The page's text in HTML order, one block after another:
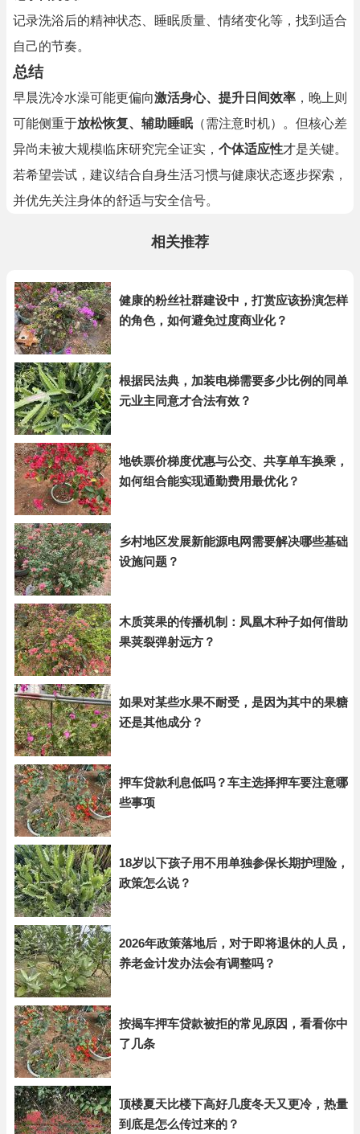
记录洗浴后的精神状态、睡眠质量、情绪变化等，找到适合
自己的节奏。
总结
早晨洗冷水澡可能更偏向激活身心、提升日间效率 ，晚上则
可能侧重于放松恢复、辅助睡眠（需注意时机）。但核心差
异尚未被大规模临床研究完全证实， 个体适应性才是关键。
若希望尝试，建议结合自身生活习惯与健康状态逐步探索，
并优先关注身体的舒适与安全信号。
相关推荐
健康的粉丝社群建设中，打赏应该扮演怎样
的角色，如何避免过度商业化？
根据民法典，加装电梯需要多少比例的同单
元业主同意才合法有效？
地铁票价梯度优惠与公交、共享单车换乘，
如何组合能实现通勤费用最优化？
乡村地区发展新能源电网需要解决哪些基础
设施问题？
木质荚果的传播机制：凤凰木种子如何借助
果荚裂弹射远方？
如果对某些水果不耐受，是因为其中的果糖
还是其他成分？
押车贷款利息低吗？车主选择押车要注意哪
些事项
18岁以下孩子用不用单独参保长期护理险，
政策怎么说？
2026年政策落地后，对于即将退休的人员，
养老金计发办法会有调整吗？
按揭车押车贷款被拒的常见原因，看看你中
了几条
顶楼夏天比楼下高好几度冬天又更冷，热量
到底是怎么传过来的？